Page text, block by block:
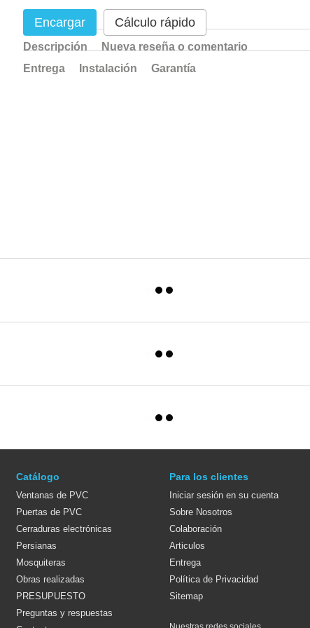
Encargar Cálculo rápido
Descripción
Nueva reseña o comentario
Entrega
Instalación Garantía
Catálogo
Ventanas de PVC
Puertas de PVC
Cerraduras electrónicas
Persianas
Mosquiteras
Obras realizadas
PRESUPUESTO
Preguntas y respuestas
Para los clientes
Iniciar sesión en su cuenta
Sobre Nosotros
Colaboración
Articulos
Entrega
Política de Privacidad
Sitemap